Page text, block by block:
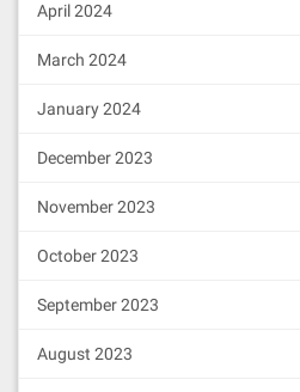
April 2024
March 2024
January 2024
December 2023
November 2023
October 2023
September 2023
August 2023